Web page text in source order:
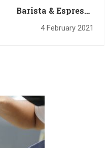
Barista & Espresso
11-12 September
4 February 2021